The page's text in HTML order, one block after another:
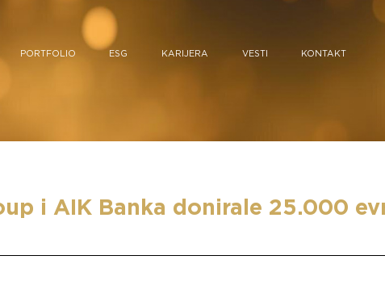
PORTFOLIO ESG KARIJERA VESTI KONTAKT
i AIK Banka donirale 25.000